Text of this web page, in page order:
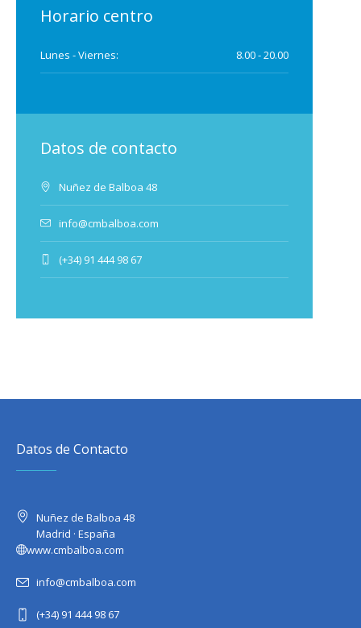
Horario centro
Lunes - Viernes: 8.00 - 20.00
Datos de contacto
Nuñez de Balboa 48
info@cmbalboa.com
(+34) 91 444 98 67
Datos de Contacto
Nuñez de Balboa 48
Madrid · España
www.cmbalboa.com
info@cmbalboa.com
(+34) 91 444 98 67